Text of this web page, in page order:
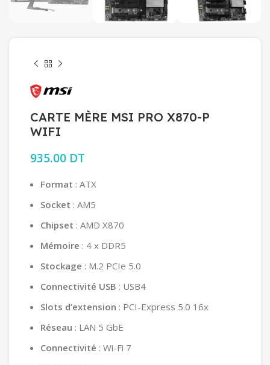
CARTE MÈRE MSI PRO X870-P
WIFI
935.00 DT
Format : ATX
Socket : AM5
Chipset : AMD X870
Mémoire : 4 x DDR5
Stockage : M.2 PCIe 5.0
Connectivité USB : USB4
Slots d’extension : PCI-Express 5.0 16x
Réseau : LAN 5 GbE
Connectivité : Wi-Fi 7